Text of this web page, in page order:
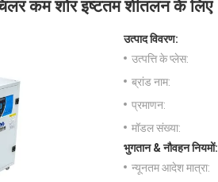
कम शोर इष्टतम शीतलन के लिए
उत्पाद विवरण:
उत्पत्ति के प्लेस:
ब्रांड नाम:
प्रमाणन:
मॉडल संख्या:
भुगतान & नौवहन नियमों:
न्यूनतम आदेश मात्रा: